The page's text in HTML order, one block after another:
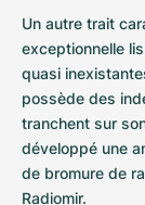
Un autre trait
exceptionnelle
quasi
possède des
tranchent sur
développé une
de bromure de
Radiomir.